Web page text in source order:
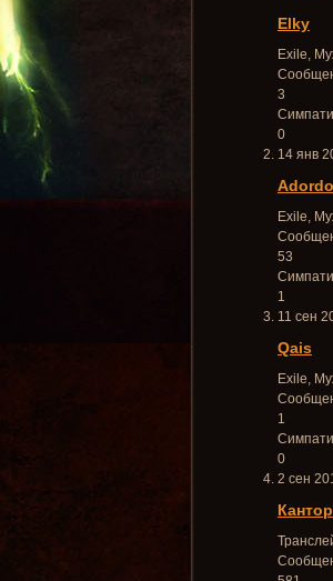
Elky
Exile,
3
0
14 янв
Exile,
53
1
11 сен
Qais
Exile,
1
0
2 сен
Кантор